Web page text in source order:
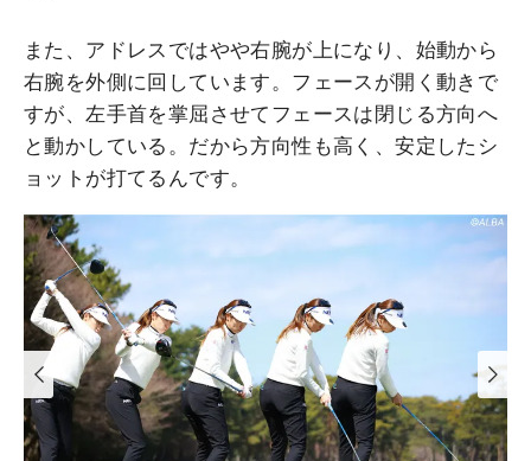
また、アドレスではやや右腕が上になり、始動から
右腕を外側に回しています。フェースが開く動きで
すが、左手首を掌屈させてフェースは閉じる方向へ
と動かしている。だから方向性も高く、安定したシ
ョットが打てるんです。